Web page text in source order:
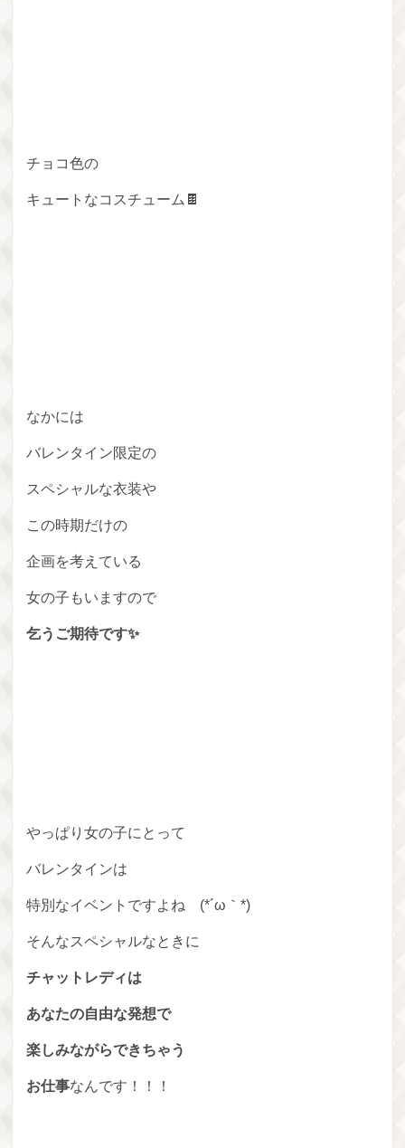
チョコ色の
キュートなコスチューム🍫
なかには
バレンタイン限定の
スペシャルな衣装や
この時期だけの
企画を考えている
女の子もいますので
乞うご期待です✨
やっぱり女の子にとって
バレンタインは
特別なイベントですよね　(*´ω｀*)
そんなスペシャルなときに
チャットレディは
あなたの自由な発想で
楽しみながらできちゃう
お仕事なんです！！！